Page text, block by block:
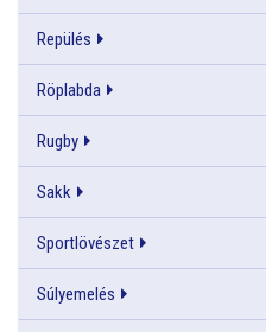
Repülés
Röplabda
Rugby
Sakk
Sportlövészet
Súlyemelés